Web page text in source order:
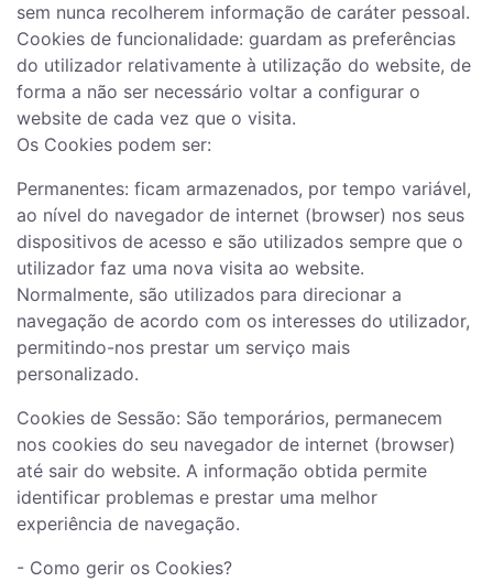
sem nunca recolherem informação de caráter pessoal.
Cookies de funcionalidade: guardam as preferências
do utilizador relativamente à utilização do website, de
forma a não ser necessário voltar a configurar o
website de cada vez que o visita.
Os Cookies podem ser:
Permanentes: ficam armazenados, por tempo variável,
ao nível do navegador de internet (browser) nos seus
dispositivos de acesso e são utilizados sempre que o
utilizador faz uma nova visita ao website.
Normalmente, são utilizados para direcionar a
navegação de acordo com os interesses do utilizador,
permitindo-nos prestar um serviço mais
personalizado.
Cookies de Sessão: São temporários, permanecem
nos cookies do seu navegador de internet (browser)
até sair do website. A informação obtida permite
identificar problemas e prestar uma melhor
experiência de navegação.
- Como gerir os Cookies?